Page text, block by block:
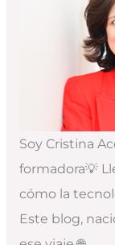
Soy Cristina
formadora💡
cómo la
Este blog,